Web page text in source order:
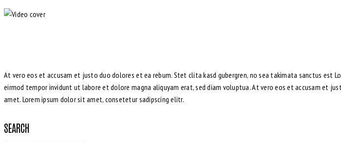
At vero eos et accusam et justo duo dolores et ea rebum. Stet clita kasd gubergren, no sea takimata sanctus est
eirmod tempor invidunt ut labore et dolore magna aliquyam erat, sed diam voluptua. At vero eos et accusam et
amet. Lorem ipsum dolor sit amet, consetetur sadipscing elitr.
SEARCH